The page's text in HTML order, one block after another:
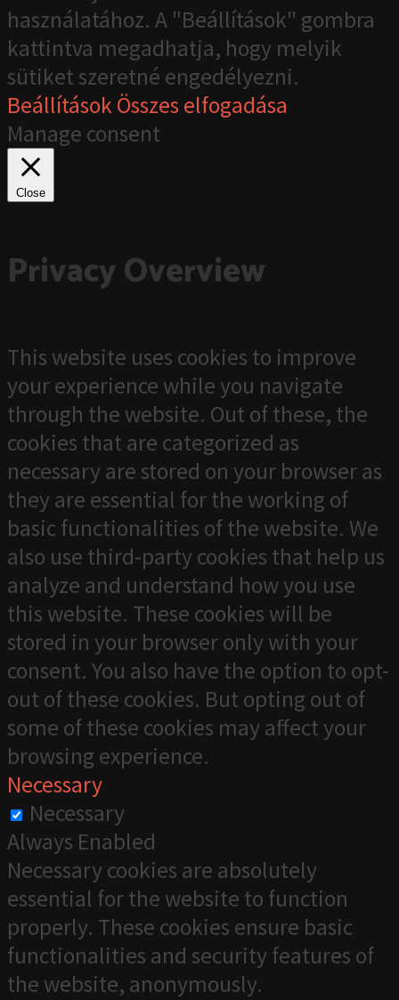
használatához. A "Beállítások" gombra
kattintva megadhatja, hogy melyik
sütiket szeretné engedélyezni.
BeállításokÖsszes elfogadása
Manage consent
Close
Privacy Overview
This website uses cookies to improve
your experience while you navigate
through the website. Out of these, the
cookies that are categorized as
necessary are stored on your browser as
they are essential for the working of
basic functionalities of the website. We
also use third-party cookies that help us
analyze and understand how you use
this website. These cookies will be
stored in your browser only with your
consent. You also have the option to opt-
out of these cookies. But opting out of
some of these cookies may affect your
browsing experience.
Necessary
Necessary
Always Enabled
Necessary cookies are absolutely
essential for the website to function
properly. These cookies ensure basic
functionalities and security features of
the website, anonymously.